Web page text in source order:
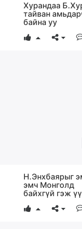
Хурандаа
тайван
байна уу
Н.Энхбаярыг
эмч Монголд
байхгүй гэж үү